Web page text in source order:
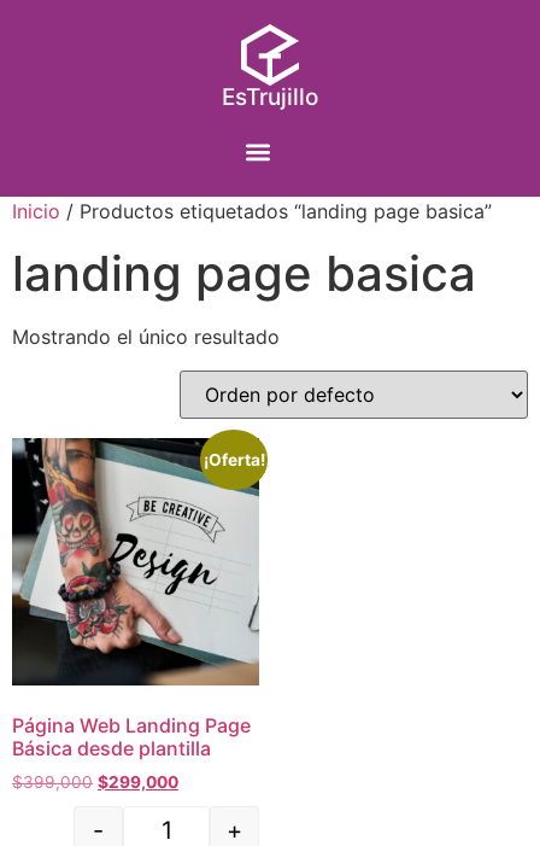
EsTrujillo
Inicio / Productos etiquetados “landing page basica”
landing page basica
Mostrando el único resultado
¡Oferta!
Página Web Landing Page
Básica desde plantilla
$399,000 $299,000
- +